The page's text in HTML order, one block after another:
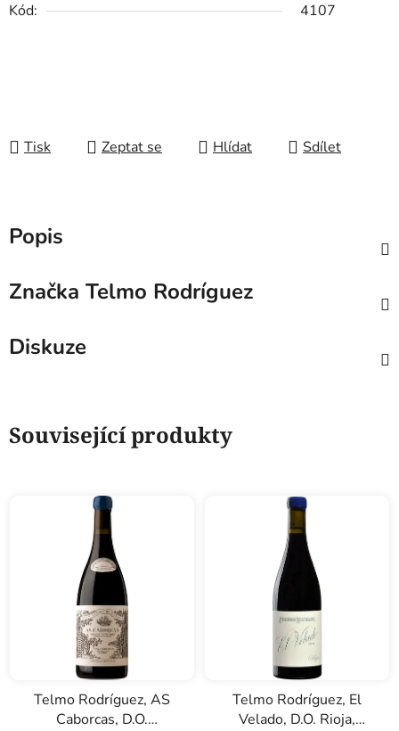
Kód:
4107
Tisk Zeptat se Hlídat Sdílet
Popis
Značka Telmo Rodríguez
Diskuze
Související produkty
Telmo Rodríguez, AS
Caborcas, D.O.
Telmo Rodríguez, El
Velado, D.O. Rioja,